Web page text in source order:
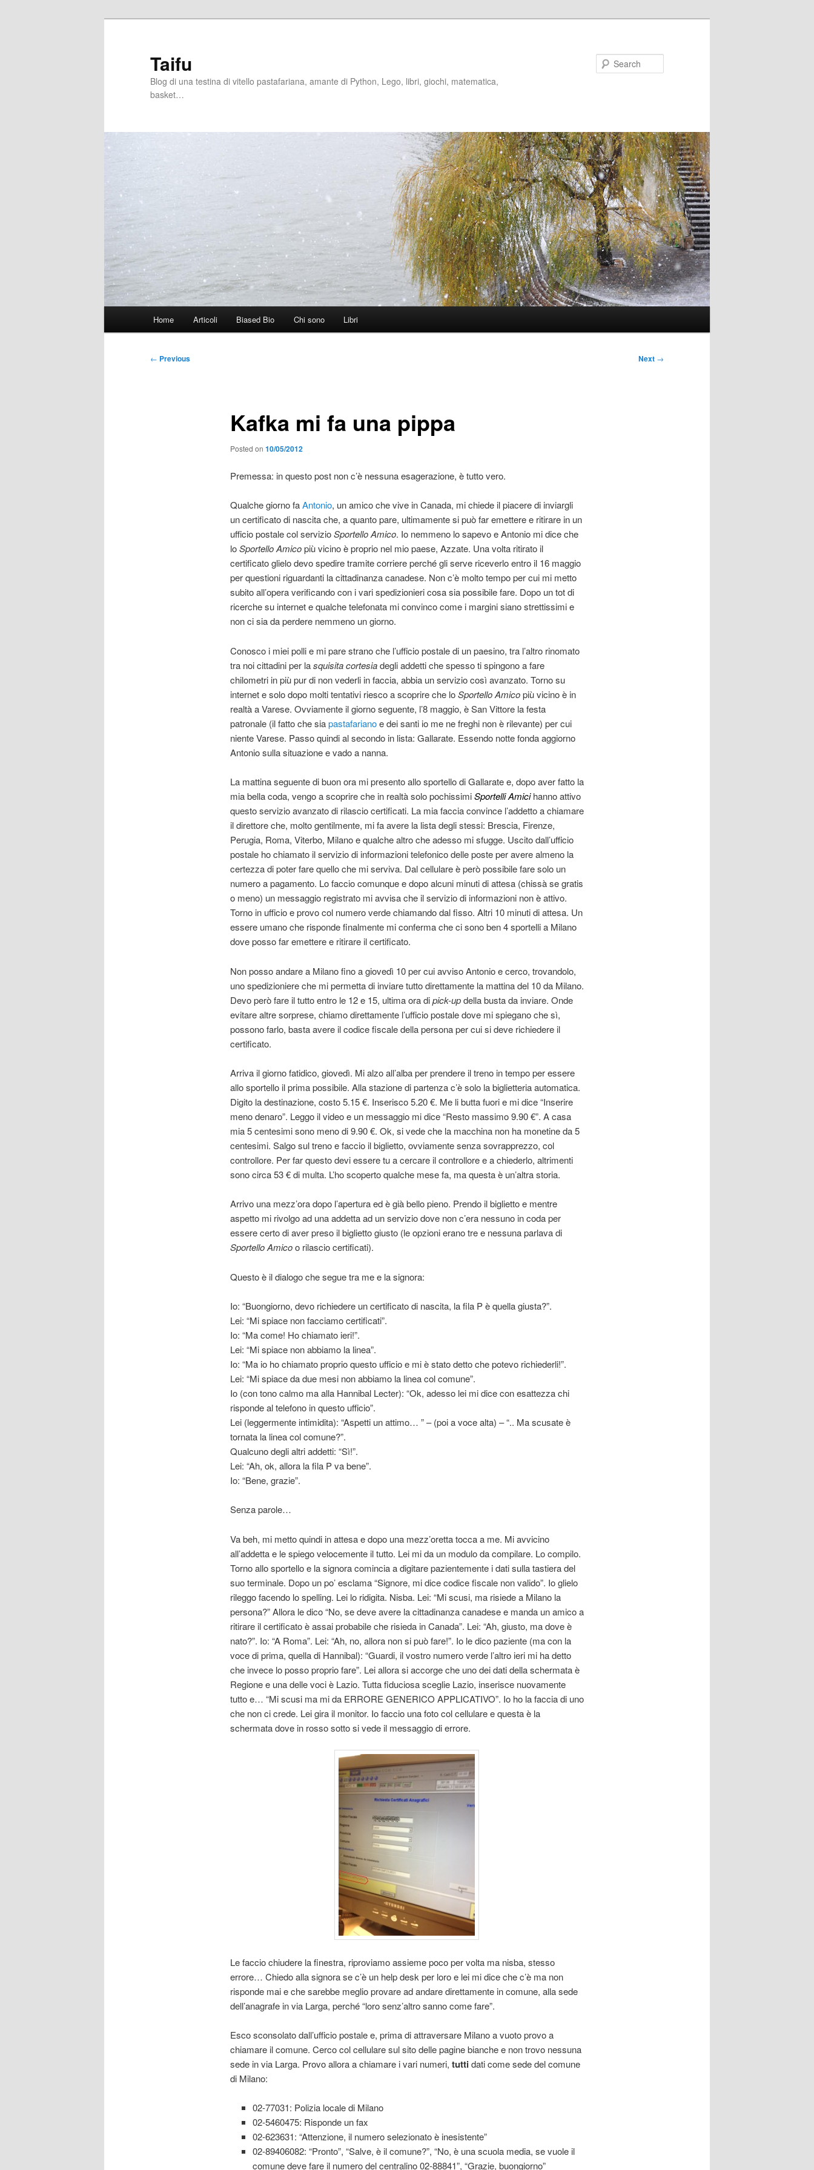
Taifu
Blog di una testina di vitello pastafariana, amante di Python, Lego, libri, giochi, matematica,
basket…
Home Articoli Biased Bio Chi sono Libri
Post
← Previous Next →
Kafka mi fa una pippa
Posted on 10/05/2012
Premessa: in questo post non c’è nessuna esagerazione, è tutto vero.
Qualche giorno faAntonio, un amico che vive in Canada, mi chiede il piacere di inviargli
un certificato di nascita che, a quanto pare, ultimamente si può far emettere e ritirare in un
ufficio postale col servizioSportello Amico. Io nemmeno lo sapevo e Antonio mi dice che
loSportello Amicopiù vicino è proprio nel mio paese, Azzate. Una volta ritirato il
certificato glielo devo spedire tramite corriere perché gli serve riceverlo entro il 16 maggio
per questioni riguardanti la cittadinanza canadese. Non c’è molto tempo per cui mi metto
subito all’opera verificando con i vari spedizionieri cosa sia possibile fare. Dopo un tot di
ricerche su internet e qualche telefonata mi convinco come i margini siano strettissimi e
non ci sia da perdere nemmeno un giorno.
Conosco i miei polli e mi pare strano che l’ufficio postale di un paesino, tra l’altro rinomato
tra noi cittadini per lasquisita cortesiadegli addetti che spesso ti spingono a fare
chilometri in più pur di non vederli in faccia, abbia un servizio così avanzato. Torno su
internet e solo dopo molti tentativi riesco a scoprire che loSportello Amicopiù vicino è in
realtà a Varese. Ovviamente il giorno seguente, l’8 maggio, è San Vittore la festa
patronale (il fatto che siapastafarianoe dei santi io me ne freghi non è rilevante) per cui
niente Varese. Passo quindi al secondo in lista: Gallarate. Essendo notte fonda aggiorno
Antonio sulla situazione e vado a nanna.
La mattina seguente di buon ora mi presento allo sportello di Gallarate e, dopo aver fatto la
mia bella coda, vengo a scoprire che in realtà solo pochissimiSportelli Amicihanno attivo
questo servizio avanzato di rilascio certificati. La mia faccia convince l’addetto a chiamare
il direttore che, molto gentilmente, mi fa avere la lista degli stessi: Brescia, Firenze,
Perugia, Roma, Viterbo, Milano e qualche altro che adesso mi sfugge. Uscito dall’ufficio
postale ho chiamato il servizio di informazioni telefonico delle poste per avere almeno la
certezza di poter fare quello che mi serviva. Dal cellulare è però possibile fare solo un
numero a pagamento. Lo faccio comunque e dopo alcuni minuti di attesa (chissà se gratis
o meno) un messaggio registrato mi avvisa che il servizio di informazioni non è attivo.
Torno in ufficio e provo col numero verde chiamando dal fisso. Altri 10 minuti di attesa. Un
essere umano che risponde finalmente mi conferma che ci sono ben 4 sportelli a Milano
dove posso far emettere e ritirare il certificato.
Non posso andare a Milano fino a giovedì 10 per cui avviso Antonio e cerco, trovandolo,
uno spedizioniere che mi permetta di inviare tutto direttamente la mattina del 10 da Milano.
Devo però fare il tutto entro le 12 e 15, ultima ora dipick-updella busta da inviare. Onde
evitare altre sorprese, chiamo direttamente l’ufficio postale dove mi spiegano che sì,
possono farlo, basta avere il codice fiscale della persona per cui si deve richiedere il
certificato.
Arriva il giorno fatidico, giovedì. Mi alzo all’alba per prendere il treno in tempo per essere
allo sportello il prima possibile. Alla stazione di partenza c’è solo la biglietteria automatica.
Digito la destinazione, costo 5.15 €. Inserisco 5.20 €. Me li butta fuori e mi dice “Inserire
meno denaro”. Leggo il video e un messaggio mi dice “Resto massimo 9.90 €”. A casa
mia 5 centesimi sono meno di 9.90 €. Ok, si vede che la macchina non ha monetine da 5
centesimi. Salgo sul treno e faccio il biglietto, ovviamente senza sovrapprezzo, col
controllore. Per far questo devi essere tu a cercare il controllore e a chiederlo, altrimenti
sono circa 53 € di multa. L’ho scoperto qualche mese fa, ma questa è un’altra storia.
Arrivo una mezz’ora dopo l’apertura ed è già bello pieno. Prendo il biglietto e mentre
aspetto mi rivolgo ad una addetta ad un servizio dove non c’era nessuno in coda per
essere certo di aver preso il biglietto giusto (le opzioni erano tre e nessuna parlava di
Sportello Amicoo rilascio certificati).
Questo è il dialogo che segue tra me e la signora:
Io: “Buongiorno, devo richiedere un certificato di nascita, la fila P è quella giusta?”.
Lei: “Mi spiace non facciamo certificati”.
Io: “Ma come! Ho chiamato ieri!”.
Lei: “Mi spiace non abbiamo la linea”.
Io: “Ma io ho chiamato proprio questo ufficio e mi è stato detto che potevo richiederli!”.
Lei: “Mi spiace da due mesi non abbiamo la linea col comune”.
Io (con tono calmo ma alla Hannibal Lecter): “Ok, adesso lei mi dice con esattezza chi
risponde al telefono in questo ufficio”.
Lei (leggermente intimidita): “Aspetti un attimo… ” – (poi a voce alta) – “.. Ma scusate è
tornata la linea col comune?”.
Qualcuno degli altri addetti: “Sì!”.
Lei: “Ah, ok, allora la fila P va bene”.
Io: “Bene, grazie”.
Senza parole…
Va beh, mi metto quindi in attesa e dopo una mezz’oretta tocca a me. Mi avvicino
all’addetta e le spiego velocemente il tutto. Lei mi da un modulo da compilare. Lo compilo.
Torno allo sportello e la signora comincia a digitare pazientemente i dati sulla tastiera del
suo terminale. Dopo un po’ esclama “Signore, mi dice codice fiscale non valido”. Io glielo
rileggo facendo lo spelling. Lei lo ridigita. Nisba. Lei: “Mi scusi, ma risiede a Milano la
persona?” Allora le dico “No, se deve avere la cittadinanza canadese e manda un amico a
ritirare il certificato è assai probabile che risieda in Canada”. Lei: “Ah, giusto, ma dove è
nato?”. Io: “A Roma”. Lei: “Ah, no, allora non si può fare!”. Io le dico paziente (ma con la
voce di prima, quella di Hannibal): “Guardi, il vostro numero verde l’altro ieri mi ha detto
che invece lo posso proprio fare”. Lei allora si accorge che uno dei dati della schermata è
Regione e una delle voci è Lazio. Tutta fiduciosa sceglie Lazio, inserisce nuovamente
tutto e… “Mi scusi ma mi da ERRORE GENERICO APPLICATIVO”. Io ho la faccia di uno
che non ci crede. Lei gira il monitor. Io faccio una foto col cellulare e questa è la
schermata dove in rosso sotto si vede il messaggio di errore.
Le faccio chiudere la finestra, riproviamo assieme poco per volta ma nisba, stesso
errore… Chiedo alla signora se c’è un help desk per loro e lei mi dice che c’è ma non
risponde mai e che sarebbe meglio provare ad andare direttamente in comune, alla sede
dell’anagrafe in via Larga, perché “loro senz’altro sanno come fare”.
Esco sconsolato dall’ufficio postale e, prima di attraversare Milano a vuoto provo a
chiamare il comune. Cerco col cellulare sul sito delle pagine bianche e non trovo nessuna
sede in via Larga. Provo allora a chiamare i vari numeri, tuttidati come sede del comune
di Milano:
02-77031: Polizia locale di Milano
02-5460475: Risponde un fax
02-623631: “Attenzione, il numero selezionato è inesistente”
02-89406082: “Pronto”, “Salve, è il comune?”, “No, è una scuola media, se vuole il
comune deve fare il numero del centralino 02-88841”, “Grazie, buongiorno”